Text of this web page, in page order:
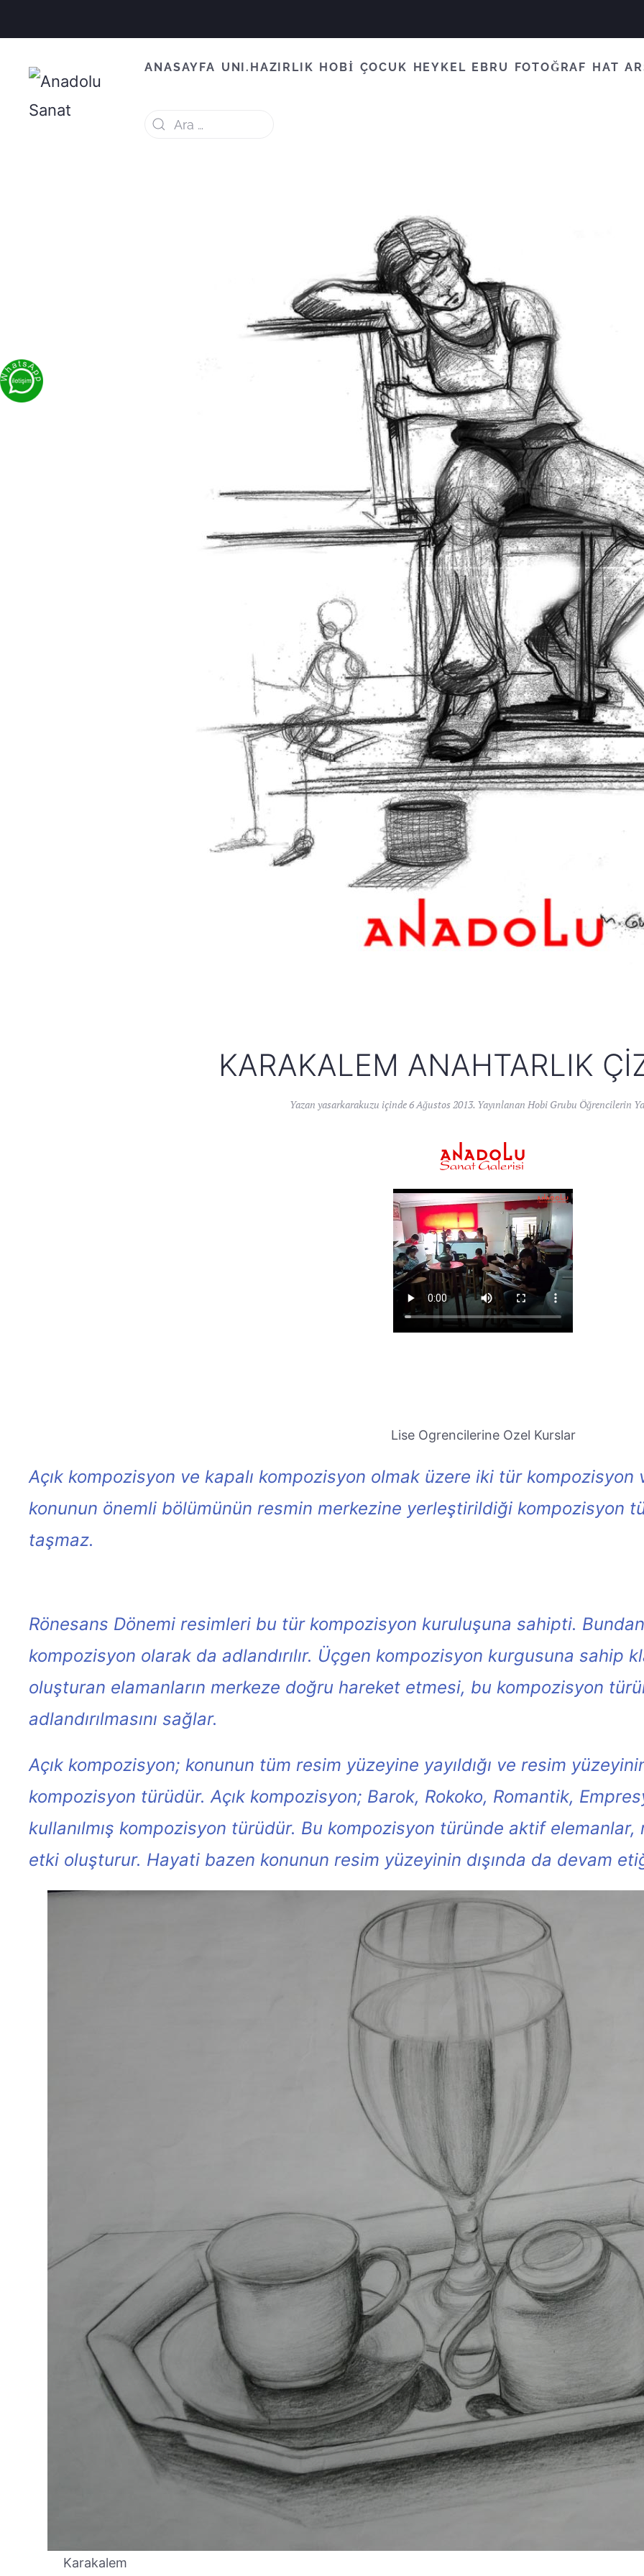
ANASAYFA UNI.HAZIRLIK HOBİ ÇOCUK HEYKEL EBRU FOTOĞRAF HAT
KARAKALEM ANAHTARLIK
Yazan yasarkarakuzu içinde6 Ağustos 2013. Yayınlanan Hobi Grubu Öğrencilerin
Lise Ogrencilerine Ozel Kurslar
Açık kompozisyon ve kapalı kompozisyon olmak üzere iki tür kompozisyon
konunun önemli bölümünün resmin merkezine yerleştirildiği kompozisyon
taşmaz.
Rönesans Dönemi resimleri bu tür kompozisyon kuruluşuna sahipti.
kompozisyon olarak da adlandırılır. Üçgen kompozisyon kurgusuna sahip
oluşturan elamanların merkeze doğru hareket etmesi, bu kompozisyon
adlandırılmasını sağlar.
Açık kompozisyon; konunun tüm resim yüzeyine yayıldığı ve resim
kompozisyon türüdür. Açık kompozisyon; Barok, Rokoko, Romantik,
kullanılmış kompozisyon türüdür. Bu kompozisyon türünde aktif
etki oluşturur. Hayati bazen konunun resim yüzeyinin dışında da devam
Karakalem